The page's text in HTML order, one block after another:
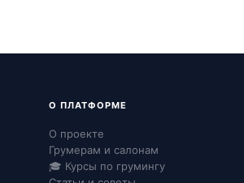
О ПЛАТФОРМЕ
О проекте
Грумерам и салонам
🎓 Курсы по грумингу